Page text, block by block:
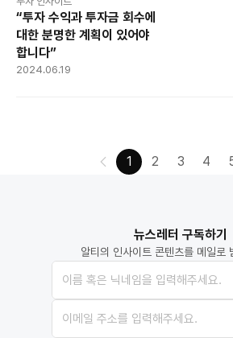
“투자 수익과 투자금 회수에
대한 분명한 계획이 있어야
합니다”
2024.06.19
1 2 3 4
뉴스레터 구독하기
알티의 인사이트 콘텐츠를 메일로